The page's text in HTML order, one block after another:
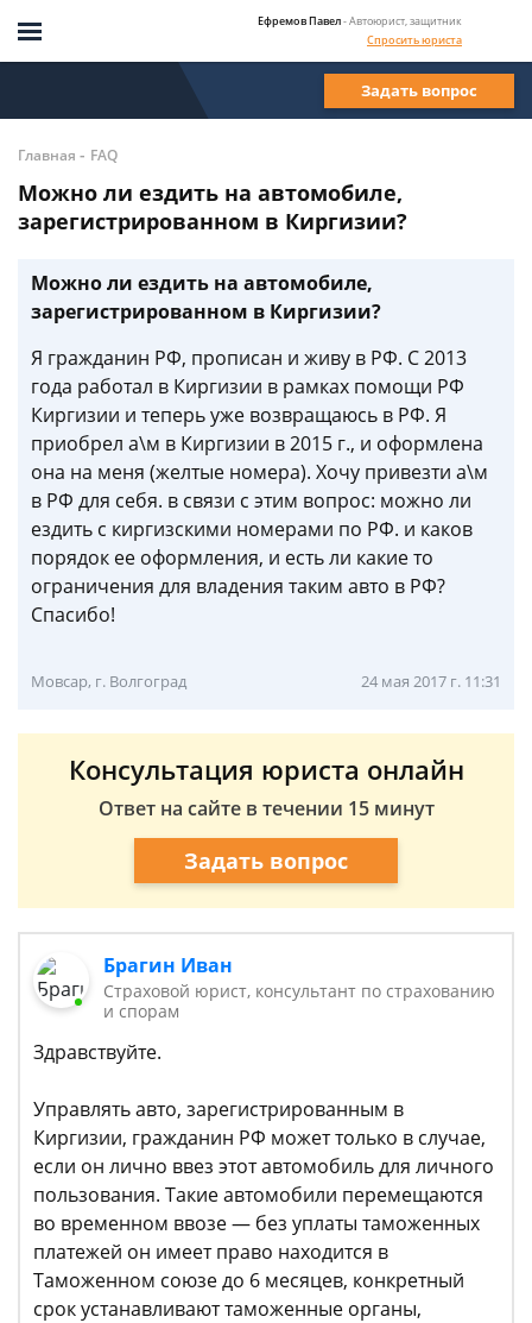
Ефремов Павел- Автоюрист, защитник
Спросить юриста
Задать вопрос
Главная - FAQ
Можно ли ездить на автомобиле,
зарегистрированном в Киргизии?
Можно ли ездить на автомобиле,
зарегистрированном в Киргизии?
Я гражданин РФ, прописан и живу в РФ. С 2013
года работал в Киргизии в рамках помощи РФ
Киргизии и теперь уже возвращаюсь в РФ. Я
приобрел а\м в Киргизии в 2015 г., и оформлена
она на меня (желтые номера). Хочу привезти а\м
в РФ для себя. в связи с этим вопрос: можно ли
ездить с киргизскими номерами по РФ. и каков
порядок ее оформления, и есть ли какие то
ограничения для владения таким авто в РФ?
Спасибо!
Мовсар, г. Волгоград 24 мая 2017 г. 11:31
Консультация юриста онлайн
Ответ на сайте в течении 15 минут
Задать вопрос
Брагин Иван
Страховой юрист, консультант по страхованию
и спорам
Здравствуйте.
Управлять авто, зарегистрированным в
Киргизии, гражданин РФ может только в случае,
если он лично ввез этот автомобиль для личного
пользования. Такие автомобили перемещаются
во временном ввозе — без уплаты таможенных
платежей он имеет право находится в
Таможенном союзе до 6 месяцев, конкретный
срок устанавливают таможенные органы,